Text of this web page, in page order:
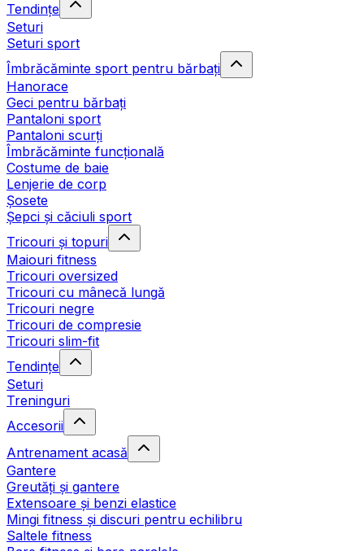
Tendințe
Seturi
Seturi sport
Îmbrăcăminte sport pentru bărbați
Hanorace
Geci pentru bărbați
Pantaloni sport
Pantaloni scurți
Îmbrăcăminte funcțională
Costume de baie
Lenjerie de corp
Șosete
Șepci și căciuli sport
Tricouri și topuri
Maiouri fitness
Tricouri oversized
Tricouri cu mânecă lungă
Tricouri negre
Tricouri de compresie
Tricouri slim-fit
Tendințe
Seturi
Treninguri
Accesorii
Antrenament acasă
Gantere
Greutăți și gantere
Extensoare și benzi elastice
Mingi fitness și discuri pentru echilibru
Saltele fitness